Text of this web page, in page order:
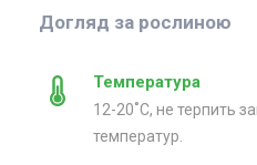
Догляд за рослиною
Температура
12-20˚С, не терпить
температур.